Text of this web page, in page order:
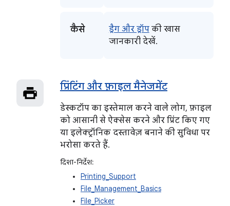
कैसे ड्रैग और ड्रॉपकी खास
जानकारी देखें.
प्रिंटिंग और फ़ाइल मैनेजमेंट
डेस्कटॉप का इस्तेमाल करने वाले लोग, फ़ाइल
को आसानी से ऐक्सेस करने और प्रिंट किए गए
या इलेक्ट्रॉनिक दस्तावेज़ बनाने की सुविधा पर
भरोसा करते हैं.
दिशा-निर्देश:
Printing_Support
File_Management_Basics
File_Picker